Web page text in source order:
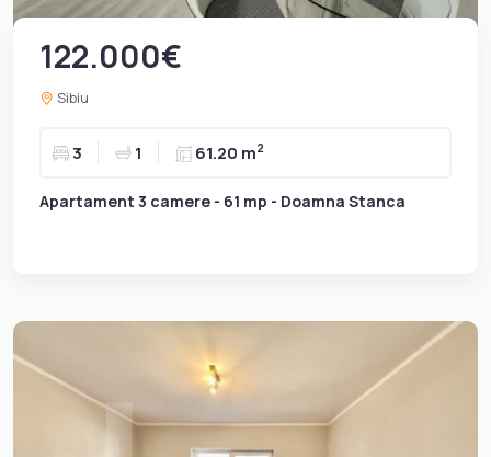
122.000€
Sibiu
3 1 61.20 m2
Apartament 3 camere - 61 mp - Doamna Stanca